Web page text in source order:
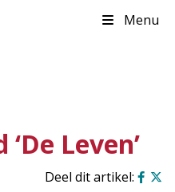
Menu
Leven’